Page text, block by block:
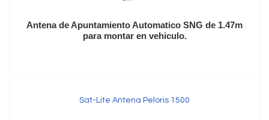
Antena de Apuntamiento Automatico SNG de 1.47m
para montar en vehiculo.
Sat-Lite Antena Peloris 1500